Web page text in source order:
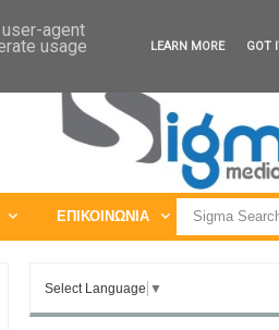
ΠΑΓΚΟΣΜΙΕΣ ΕΚΘΕΣΕΙΣ
ΕΠΙΚΟΙΝΩΝΙΑ
Select Language ▼
agent
usage LEARN MORE GOT